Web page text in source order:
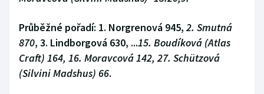
Průběžné pořadí: 1. Norgrenová 945,2. Smutná
870, 3. Lindborgová 630, ...15. Boudíková (Atlas
Craft) 164, 16. Moravcová 142, 27. Schützová
(Silvini Madshus) 66.